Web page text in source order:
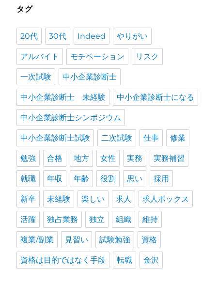
タグ
20代 30代 Indeed やりがい
アルバイト モチベーション リスク
一次試験 中小企業診断士
中小企業診断士 未経験 中小企業診断士になる
中小企業診断士シンポジウム
中小企業診断士試験 二次試験 仕事 修業
勉強 合格 地方 女性 実務 実務補習
就職 年収 年齢 役割 思い 採用
新卒 未経験 楽しい 求人 求人ボックス
活躍 独占業務 独立 組織 維持
複業/副業 見習い 試験勉強 資格
資格は目的ではなく手段 転職 金沢